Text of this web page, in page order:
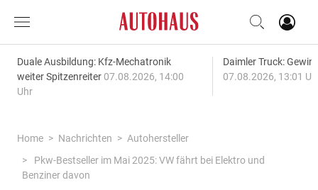
Duale Ausbildung: Kfz-Mechatronik
weiter Spitzenreiter 07.08.2026, 14:00
Uhr
Daimler Truck:
07.08.2026, 13:01
Home Nachrichten
Autohersteller
Pkw-Bestseller im Mai 2025: VW fährt bei Elektro und
Benziner davon